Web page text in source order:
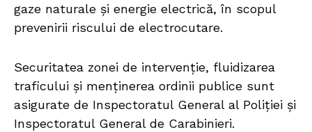
gaze naturale și energie electrică, în scopul
prevenirii riscului de electrocutare.
Securitatea zonei de intervenție, fluidizarea
traficului și menținerea ordinii publice sunt
asigurate de Inspectoratul General al Poliției și
Inspectoratul General de Carabinieri.